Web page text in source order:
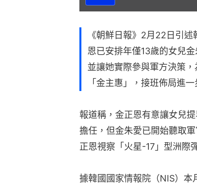
《朝鮮日報》2月22日引
恩已安排年僅13歲的女兒
並讓她實際參與軍方決策
「金主惠」，接班佈局進一
報道稱，金正恩有意讓女兒
擔任，但金朱愛已開始聽取
正恩視察「火星-17」型洲際
據韓國國家情報院（NIS）本